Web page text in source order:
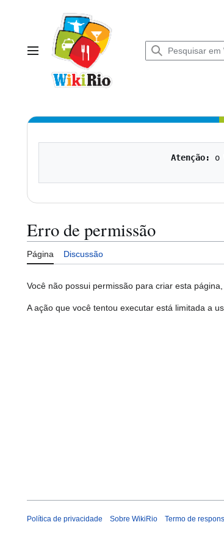
Menu principal
Atenção: o
Erro de permissão
Página Discussão
Você não possui permissão para criar esta
A ação que você tentou executar está limitada a
Política de privacidade Sobre WikiRio Termo de